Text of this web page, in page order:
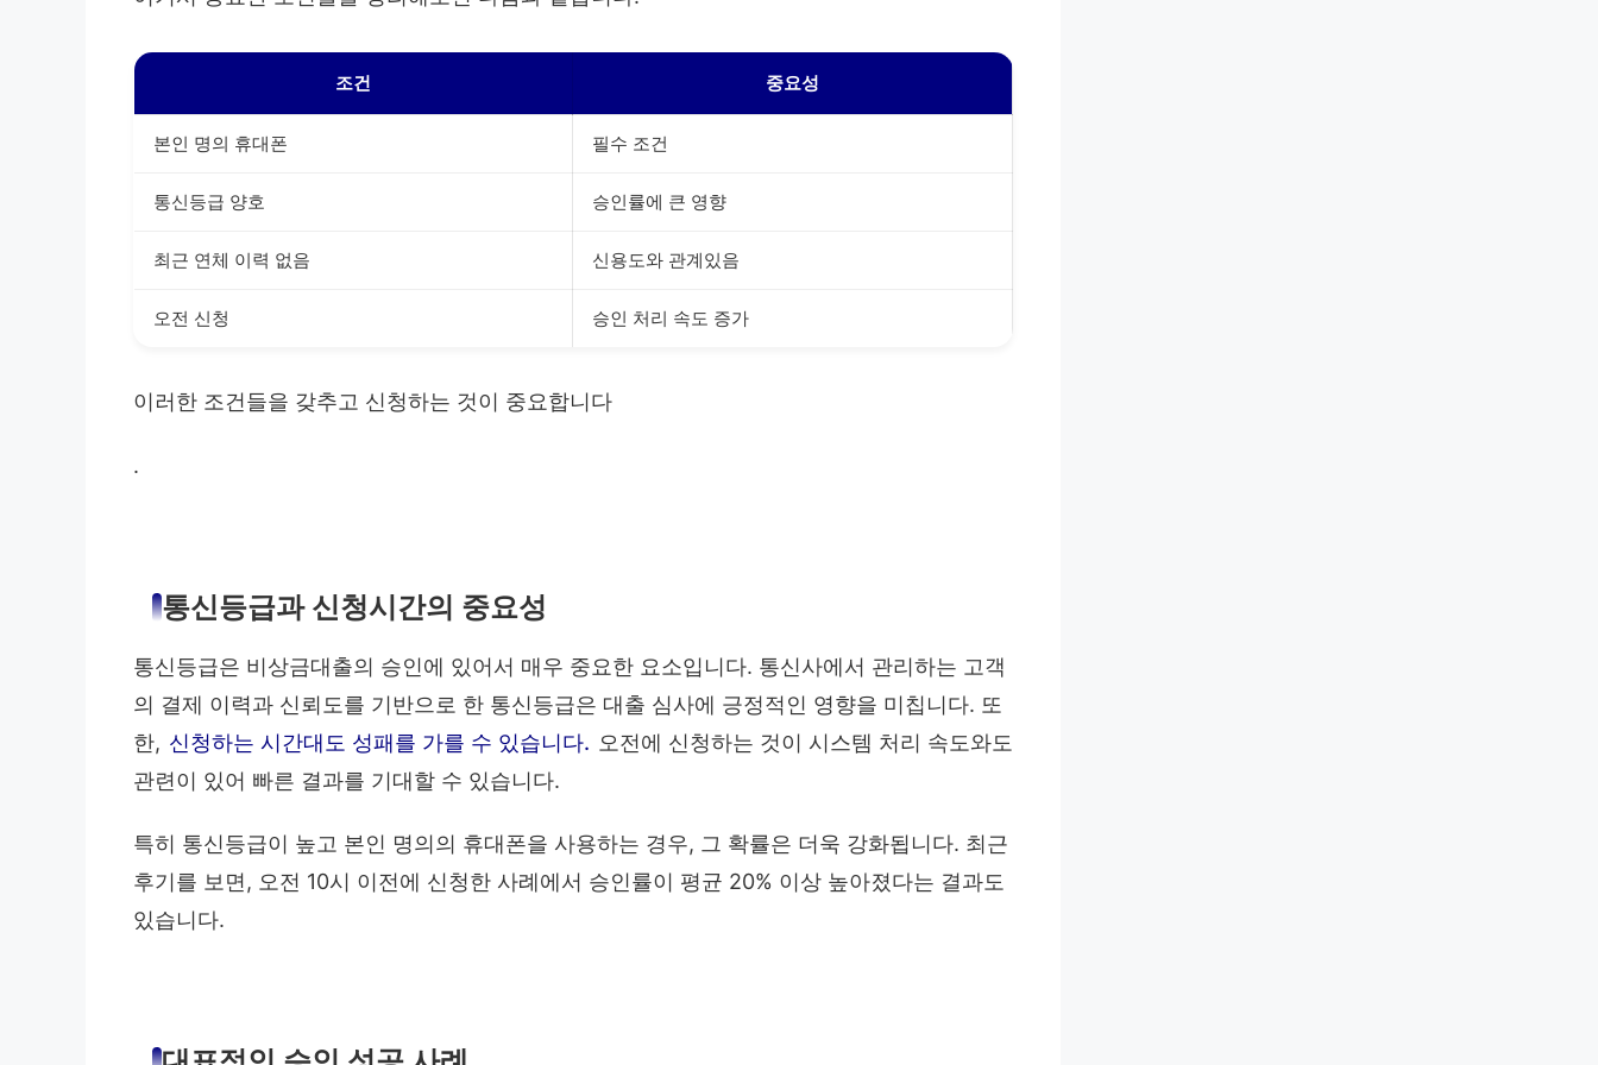
조건 중요성
본인 명의 휴대폰 필수 조건
통신등급 양호 승인률에 큰 영향
최근 연체 이력 없음 신용도와 관계있음
오전 신청 승인 처리 속도 증가
이러한 조건들을 갖추고 신청하는 것이 중요합니다
.
통신등급과 신청시간의 중요성
통신등급은 비상금대출의 승인에 있어서 매우 중요한 요소입니다. 통신사에서 관리하는 고객
의 결제 이력과 신뢰도를 기반으로 한 통신등급은 대출 심사에 긍정적인 영향을 미칩니다. 또
한, 신청하는 시간대도 성패를 가를 수 있습니다. 오전에 신청하는 것이 시스템 처리 속도와도
관련이 있어 빠른 결과를 기대할 수 있습니다.
특히 통신등급이 높고 본인 명의의 휴대폰을 사용하는 경우, 그 확률은 더욱 강화됩니다. 최근
후기를 보면, 오전 10시 이전에 신청한 사례에서 승인률이 평균 20% 이상 높아졌다는 결과도
있습니다.